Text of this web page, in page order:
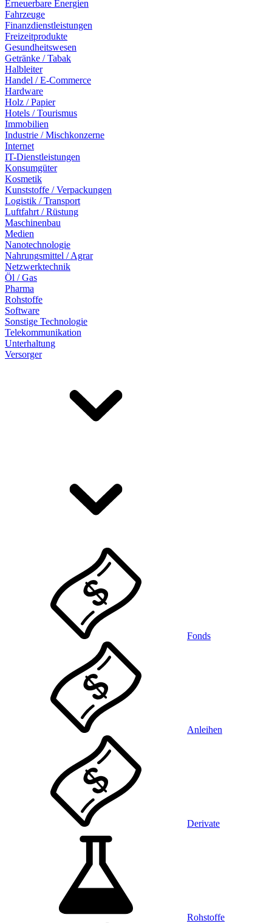
Erneuerbare Energien
Fahrzeuge
Finanzdienstleistungen
Freizeitprodukte
Gesundheitswesen
Getränke / Tabak
Halbleiter
Handel / E-Commerce
Hardware
Holz / Papier
Hotels / Tourismus
Immobilien
Industrie / Mischkonzerne
Internet
IT-Dienstleistungen
Konsumgüter
Kosmetik
Kunststoffe / Verpackungen
Logistik / Transport
Luftfahrt / Rüstung
Maschinenbau
Medien
Nanotechnologie
Nahrungsmittel / Agrar
Netzwerktechnik
Öl / Gas
Pharma
Rohstoffe
Software
Sonstige Technologie
Telekommunikation
Unterhaltung
Versorger
Fonds
Anleihen
Derivate
Rohstoffe